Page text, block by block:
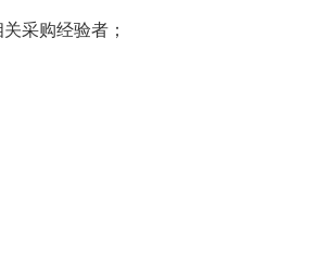
采购经验者；